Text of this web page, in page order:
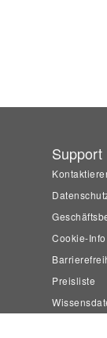
Support
Cookie-Info
Preisliste